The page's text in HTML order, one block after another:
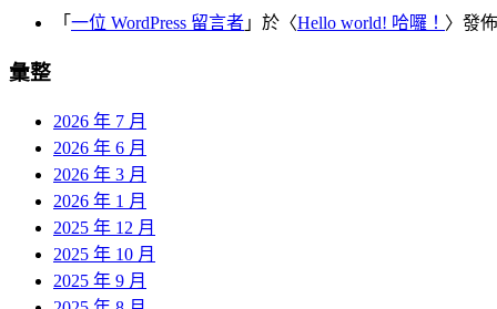
「 一位 WordPress 留言者 」於〈Hello world! 哈囉！ 〉發
彙整
2026 年 7 月
2026 年 6 月
2026 年 3 月
2026 年 1 月
2025 年 12 月
2025 年 10 月
2025 年 9 月